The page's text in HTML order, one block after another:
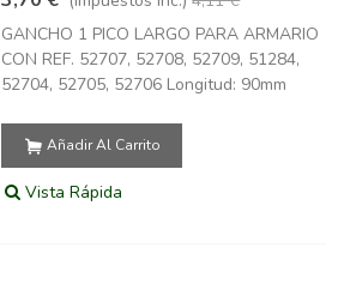
GANCHO 1 PICO LARGO PARA ARMARIO
CON REF. 52707, 52708, 52709, 51284,
52704, 52705, 52706 Longitud: 90mm
Añadir Al Carrito
Vista Rápida